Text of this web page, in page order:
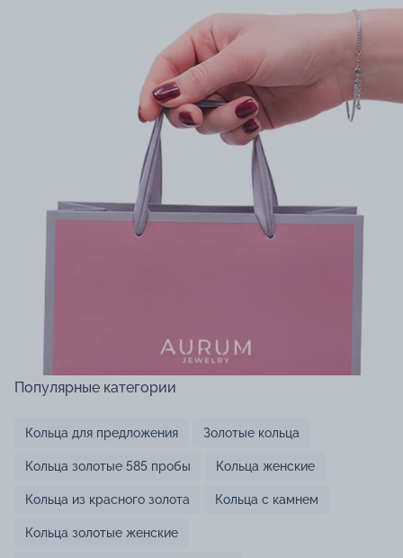
Популярные категории
Кольца для предложения Золотые кольца
Кольца золотые 585 пробы Кольца женские
Кольца из красного золота Кольца с камнем
Кольца золотые женские